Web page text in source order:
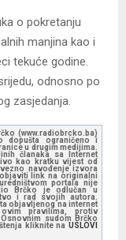
o pokretanju
manjina kao i
tekuće godine.
odnosno po
zasjedanja.
(www.radiobrcko.ba)
dopušta ograničeno i
u drugim medijima.
članaka sa Internet
kao kratku vijest od
navođenje izvora
link na originalni
portala nije
Brčko je odlučan u
i rad svojih autora.
objavljenog na internet
ovim pravilima, protiv
sudom Brčko
kliknite na USLOVI